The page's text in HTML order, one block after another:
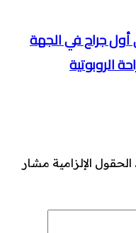
أول جراح في الجهة
الروبوتية
الحقول الإلزامية مشار